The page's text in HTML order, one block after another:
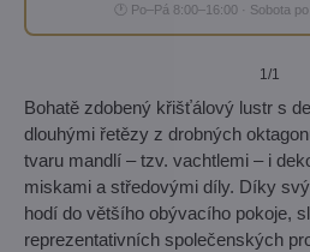
🕐 Po–Pá 8:00–16:00 · Sobota
1/1
Bohatě zdobený křišťálový lustr s
dlouhými řetězy z drobných
tvaru mandlí – tzv. vachtlemi – i
miskami a středovými díly. Díky
hodí do většího obývacího pokoje,
reprezentativních společenských